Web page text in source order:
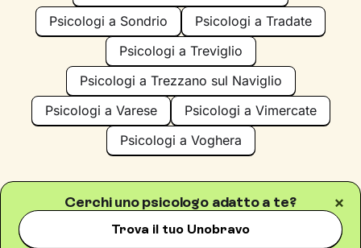
Psicologi a Sondrio
Psicologi a Tradate
Psicologi a Treviglio
Psicologi a Trezzano sul Naviglio
Psicologi a Varese
Psicologi a Vimercate
Psicologi a Voghera
Cerchi uno psicologo adatto a te?
Trova il tuo Unobravo